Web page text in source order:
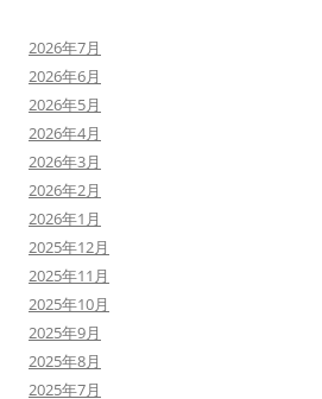
2026年7月
2026年6月
2026年5月
2026年4月
2026年3月
2026年2月
2026年1月
2025年12月
2025年11月
2025年10月
2025年9月
2025年8月
2025年7月